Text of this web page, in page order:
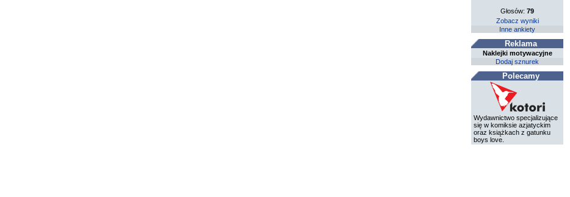
Głosów:79
Zobacz wyniki
Inne ankiety
Reklama
Naklejki motywacyjne
Dodaj sznurek
Polecamy
Wydawnictwo specjalizujące
się w komiksie azjatyckim
oraz książkach z gatunku
boys love.